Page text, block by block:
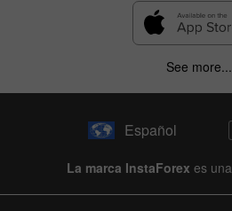
See more...
Español
La marca InstaForex es